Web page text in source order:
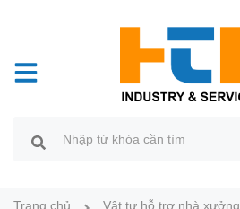
Trang chủ Vật tư hỗ trợ nhà xưởng